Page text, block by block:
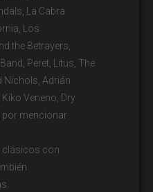
La Cabra
Los
the Betrayers,
Peret, Litus, The
Nichols, Adrián
Veneno, Dry
por mencionar
clásicos con